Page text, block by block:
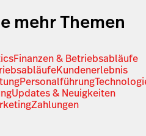
mehr Themen
Finanzen & Betriebsabläufe
Kundenerlebnis
Personalführung
Updates & Neuigkeiten
Zahlungen